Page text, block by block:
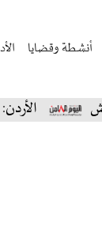
أنشطة وقضايا
الأردن: عبادي